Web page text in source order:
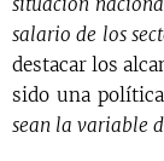
salario de los
destacar los
sido una
sean la variable